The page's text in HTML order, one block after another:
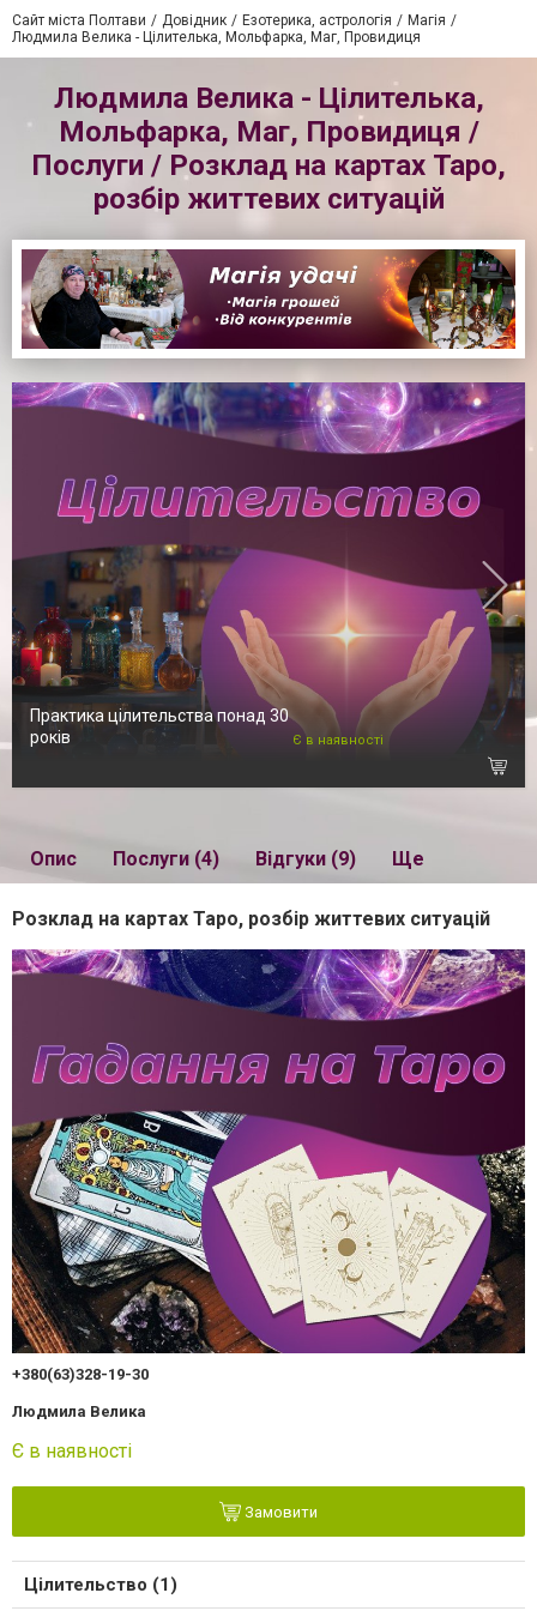
Сайт міста Полтави Довідник Езотерика, астрологія
Магія
Людмила Велика - Цілителька, Мольфарка, Маг, Провидиця
Людмила Велика - Цілителька,
Мольфарка, Маг, Провидиця /
Послуги / Розклад на картах Таро,
розбір життевих ситуацій
Практика цілительства понад 30
років
Є в наявності
Опис Послуги (4) Відгуки (9) Ще
Розклад на картах Таро, розбір життевих ситуацій
+380(63)328-19-30
Людмила Велика
Є в наявності
Замовити
Цілительство (1)